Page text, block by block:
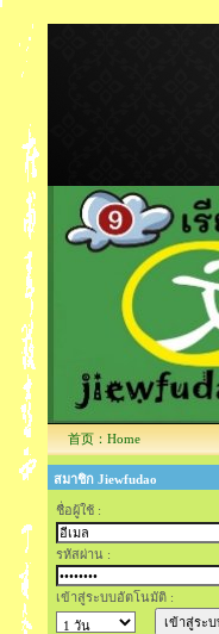
首页：Home
สมาชิก Jiewfudao
ชื่อผู้ใช้ :
รหัสผ่าน :
เข้าสู่ระบบอัตโนมัติ :